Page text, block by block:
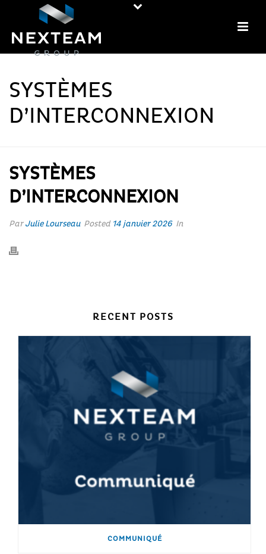
SYSTÈMES
D’INTERCONNEXION
SYSTÈMES
D’INTERCONNEXION
ParJulie Lourseau Posted 14 janvier 2026 In
RECENT POSTS
COMMUNIQUÉ